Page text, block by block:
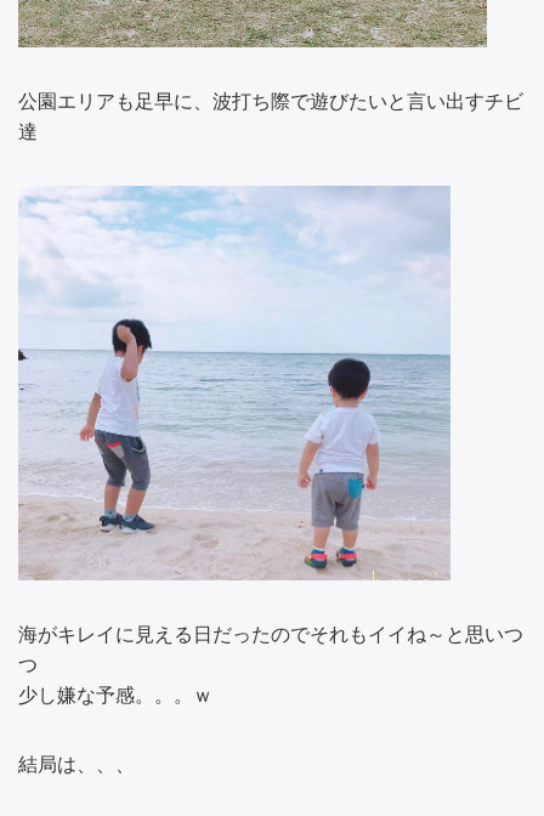
公園エリアも足早に、波打ち際で遊びたいと言い出すチビ
達
海がキレイに見える日だったのでそれもイイね～と思いつ
つ
少し嫌な予感。。。ｗ
結局は、、、